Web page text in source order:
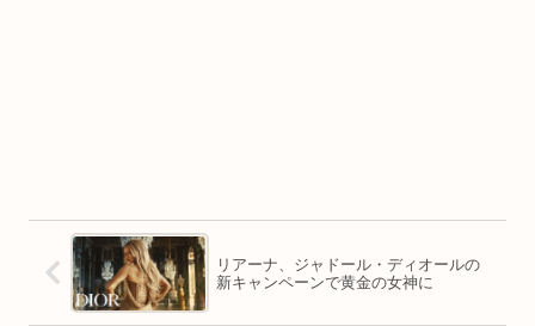
リアーナ、ジャドール・ディオールの
新キャンペーンで黄金の女神に